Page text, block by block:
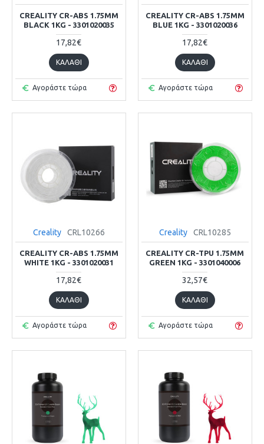
CREALITY CR-ABS 1.75MM
BLACK 1KG - 3301020035
17,82€
ΚΑΛΆΘΙ
Αγοράστε τώρα
CREALITY CR-ABS 1.75MM
BLUE 1KG - 3301020036
17,82€
ΚΑΛΆΘΙ
Αγοράστε τώρα
Creality CRL10266
CREALITY CR-ABS 1.75MM
WHITE 1KG - 3301020031
17,82€
ΚΑΛΆΘΙ
Αγοράστε τώρα
Creality CRL10285
CREALITY CR-TPU 1.75MM
GREEN 1KG - 3301040006
32,57€
ΚΑΛΆΘΙ
Αγοράστε τώρα